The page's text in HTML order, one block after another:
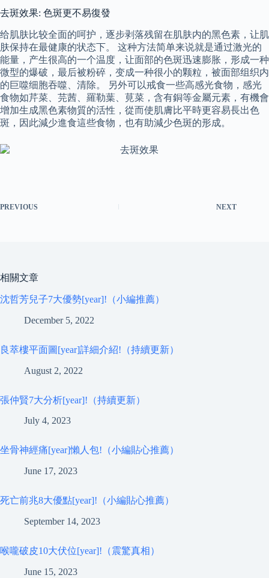
去斑效果: 色斑更不易復發
给肌肤比较全面的呵护，逐步剥落残留在肌肤内的黑色素，让肌
肤保持在最健康的状态下。 这种方法简单来说就是通过激光的
能量，产生很高的一个温度，让面部的色斑迅速膨胀，形成一种
微型的爆破，最后被粉碎，变成一种很小的颗粒，被面部组织内
的巨噬细胞吞噬、清除。 另外可以戒食一些高感光食物，感光
食物如芹菜、芫茜、羅勒葉、莧菜，含有銅等金屬元素，有機會
增加生成黑色素物質的活性，從而使肌膚比平時更容易長出色
斑，因此減少進食這些食物，也有助減少色斑的形成。
PREVIOUS NEXT
相關文章
沈哲芳兒子7大優勢[year]!（小編推薦）
December 5, 2022
良萃樓平面圖[year]詳細介紹!（持續更新）
August 2, 2022
張仲賢7大分析[year]!（持續更新）
July 4, 2023
坐骨神經痛[year]懶人包!（小編貼心推薦）
June 17, 2023
死亡前兆8大優點[year]!（小編貼心推薦）
September 14, 2023
喉嚨破皮10大伏位[year]!（震驚真相）
June 15, 2023